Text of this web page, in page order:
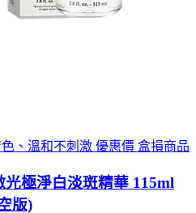
、溫和不刺激 優惠價 盒損商品
極淨白淡斑精華 115ml
版)